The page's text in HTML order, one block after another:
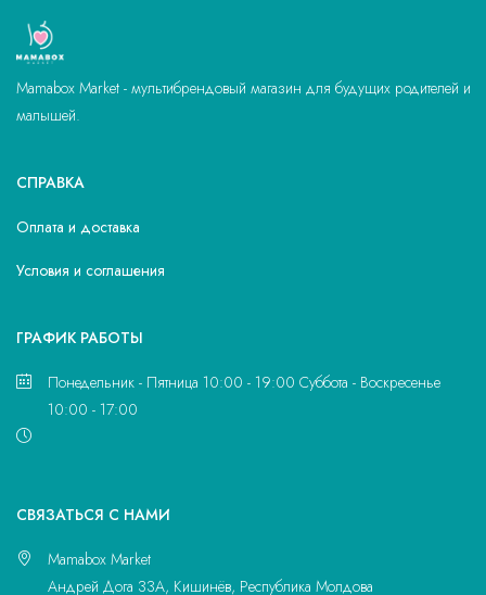
Mamabox Market - мультибрендовый магазин для будущих родителей и
малышей.
СПРАВКА
Оплата и доставка
Условия и соглашения
ГРАФИК РАБОТЫ
Понедельник - Пятница 10:00 - 19:00 Суббота - Воскресенье
10:00 - 17:00
CВЯЗАТЬСЯ С НАМИ
Mamabox Market
Андрей Дога 33A, Кишинёв, Республика Молдова